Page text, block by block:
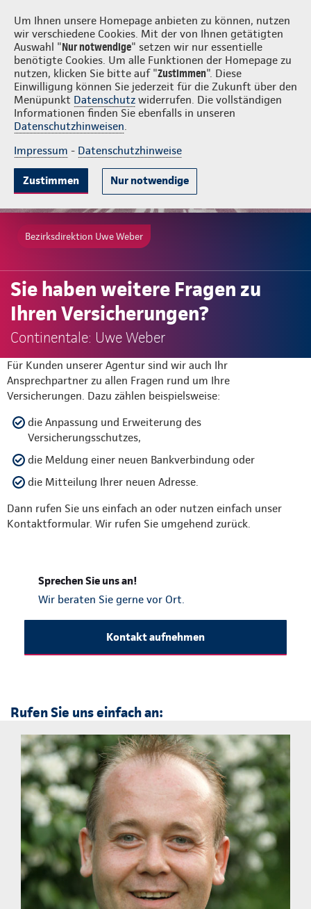
Um Ihnen unsere Homepage anbieten zu können, nutzen
wir verschiedene Cookies. Mit der von Ihnen getätigten
Auswahl "Nur notwendige" setzen wir nur essentielle
benötigte Cookies. Um alle Funktionen der Homepage zu
nutzen, klicken Sie bitte auf "Zustimmen". Diese
Einwilligung können Sie jederzeit für die Zukunft über den
Menüpunkt Datenschutz widerrufen. Die vollständigen
Informationen finden Sie ebenfalls in unseren
Datenschutzhinweisen.
Impressum - Datenschutzhinweise
Zustimmen Nur notwendige
Uwe Weber Login
Bezirksdirektion Uwe Weber
Sie haben weitere Fragen zu
Ihren Versicherungen?
Continentale: Uwe Weber
Für Kunden unserer Agentur sind wir auch Ihr
Ansprechpartner zu allen Fragen rund um Ihre
Versicherungen. Dazu zählen beispielsweise:
die Anpassung und Erweiterung des
Versicherungsschutzes,
die Meldung einer neuen Bankverbindung oder
die Mitteilung Ihrer neuen Adresse.
Dann rufen Sie uns einfach an oder nutzen einfach unser
Kontaktformular. Wir rufen Sie umgehend zurück.
Sprechen Sie uns an!
Wir beraten Sie gerne vor Ort.
Kontakt aufnehmen
Rufen Sie uns einfach an: